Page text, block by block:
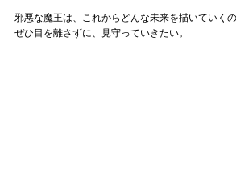
邪悪な魔王は、これからどんな未来を描いていくの
ぜひ目を離さずに、見守っていきたい。